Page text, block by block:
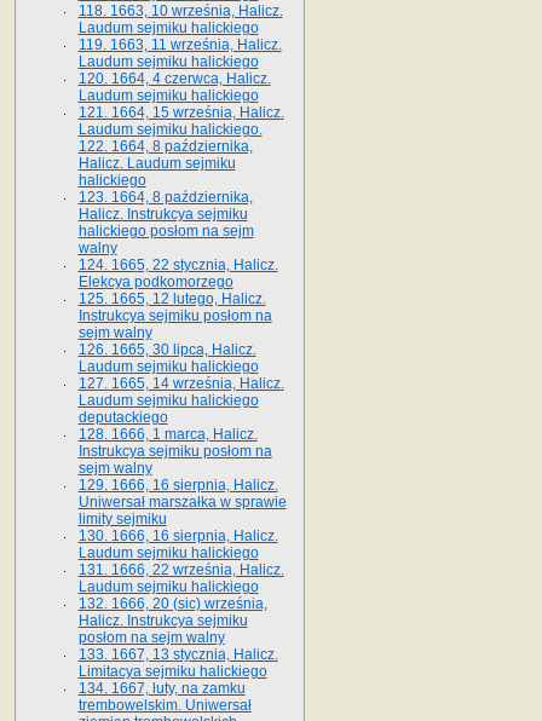
118. 1663, 10 września, Halicz.
Laudum sejmiku halickiego
119. 1663, 11 września, Halicz.
Laudum sejmiku halickiego
120. 1664, 4 czerwca, Halicz.
Laudum sejmiku halickiego
121. 1664, 15 września, Halicz.
Laudum sejmiku halickiego.
122. 1664, 8 października,
Halicz. Laudum sejmiku
halickiego
123. 1664, 8 października,
Halicz. Instrukcya sejmiku
halickiego posłom na sejm
walny
124. 1665, 22 stycznia, Halicz.
Elekcya podkomorzego
125. 1665, 12 lutego, Halicz.
Instrukcya sejmiku posłom na
sejm walny
126. 1665, 30 lipca, Halicz.
Laudum sejmiku halickiego
127. 1665, 14 września, Halicz.
Laudum sejmiku halickiego
deputackiego
128. 1666, 1 marca, Halicz.
Instrukcya sejmiku posłom na
sejm walny
129. 1666, 16 sierpnia, Halicz.
Uniwersał marszałka w sprawie
limity sejmiku
130. 1666, 16 sierpnia, Halicz.
Laudum sejmiku halickiego
131. 1666, 22 września, Halicz.
Laudum sejmiku halickiego
132. 1666, 20 (sic) września,
Halicz. Instrukcya sejmiku
posłom na sejm walny
133. 1667, 13 stycznia, Halicz.
Limitacya sejmiku halickiego
134. 1667, luty, na zamku
trembowelskim. Uniwersał